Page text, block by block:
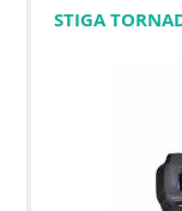
STIGA